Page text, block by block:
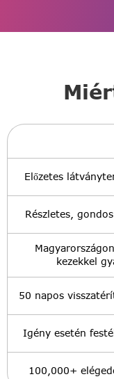
Előzetes
Részletes,
kezekkel
50 napos
Igény esetén
100,000+